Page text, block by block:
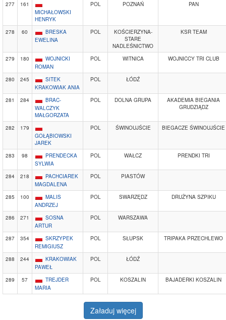
277
161
MICHAŁOWSKI
HENRYK
POL POZNAŃ PAN
278 60
BRESKA
EWELINA
POL
KOŚCIERZYNA-
STARE
NADLEŚNICTWO
KSR TEAM
279 180
WOJNICKI
ROMAN
POL WITNICA WOJNICCY TRI CLUB
280 245
SITEK
KRAKOWIAK ANIA
POL ŁÓDŹ
281 284
BRAC-
WALCZYK
MAŁGORZATA
POL DOLNA GRUPA
AKADEMIA BIEGANIA
GRUDZIĄDZ
282
179
GOŁĄBIOWSKI
JAREK
POL ŚWINOUJŚCIE BIEGACZE ŚWINOUJŚCIE
283 98
PRENDECKA
SYLWIA
POL WAŁCZ PRENDKI TRI
284 218
PACHCIAREK
MAGDALENA
POL PIASTÓW
285 100
MALIS
ANDRZEJ
POL SWARZĘDZ DRUŻYNA SZPIKU
286 271
SOSNA
ARTUR
POL WARSZAWA
287 354
SKRZYPEK
REMIGIUSZ
POL SŁUPSK TRIPAKA PRZECHLEWO
288 244
KRAKOWIAK
PAWEŁ
POL ŁÓDŹ
289 57
TREJDER
MARIA
POL KOSZALIN BAJADERKI KOSZALIN
Załaduj więcej